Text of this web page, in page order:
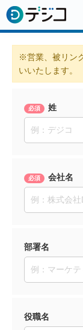
※営業、被リン
いいたします。
姓
会社名
部署名
役職名